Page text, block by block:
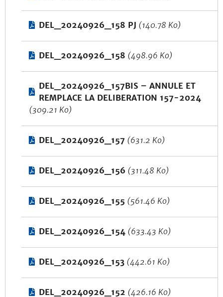
DEL_20240926_158 PJ (140.78 Ko)
DEL_20240926_158 (498.96 Ko)
DEL_20240926_157BIS – ANNULE ET
REMPLACE LA DELIBERATION 157-2024
(309.21 Ko)
DEL_20240926_157 (631.2 Ko)
DEL_20240926_156 (311.48 Ko)
DEL_20240926_155 (561.46 Ko)
DEL_20240926_154 (633.43 Ko)
DEL_20240926_153 (442.61 Ko)
DEL_20240926_152 (426.16 Ko)